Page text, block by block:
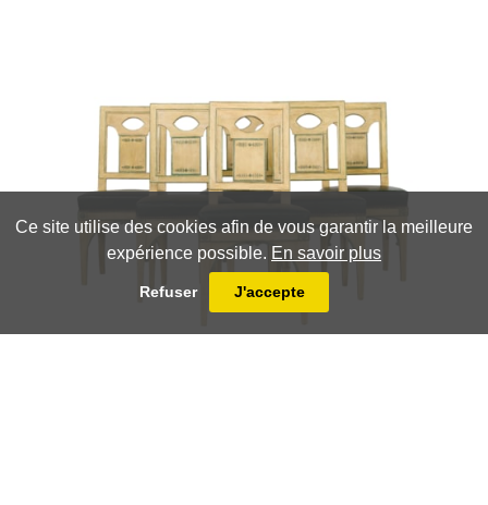
Ce site utilise des cookies afin de vous garantir la meilleure
expérience possible. En savoir plus
Refuser J'accepte